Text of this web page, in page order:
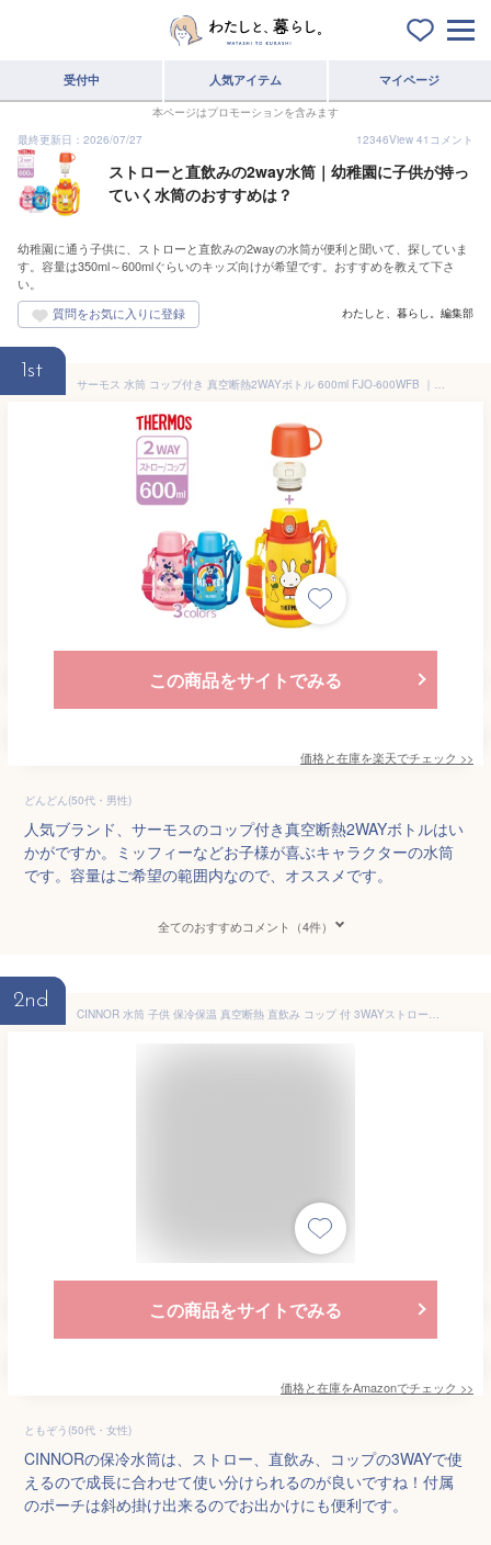
受付中 人気アイテム マイページ
本ページはプロモーションを含みます
最終更新日：2026/07/27
12346View 41 コメント
ストローと直飲みの2way水筒｜幼稚園に子供が持っ
ていく水筒のおすすめは？
幼稚園に通う子供に、ストローと直飲みの2wayの水筒が便利と聞いて、探していま
す。容量は350ml～600mlぐらいのキッズ向けが希望です。おすすめを教えて下さ
い。
わたしと、暮らし。編集部
1st
サーモス 水筒 コップ付き 真空断熱2WAYボトル 600ml FJO-600WFB ｜ THERMOS 2ウェイ 保温 保冷 ステンレス 子供 直飲み カップ こども キッズ ストロー 飲み口 幼稚園
この商品をサイトでみる
価格と在庫を楽天でチェック >>
どんどん(50代・男性)
人気ブランド、サーモスのコップ付き真空断熱2WAYボトルはい
かがですか。ミッフィーなどお子様が喜ぶキャラクターの水筒
です。容量はご希望の範囲内なので、オススメです。
全てのおすすめコメント（4件）
2nd
CINNOR 水筒 子供 保冷保温 真空断熱 直飲み コップ 付 3WAYストローボトル マグボトル 魔法瓶 ポーチ付き GCC-2010VP-3M (520ml,夢想列車)
この商品をサイトでみる
価格と在庫をAmazonでチェック >>
ともぞう(50代・女性)
CINNORの保冷水筒は、ストロー、直飲み、コップの3WAYで使
えるので成長に合わせて使い分けられるのが良いですね！付属
のポーチは斜め掛け出来るのでお出かけにも便利です。